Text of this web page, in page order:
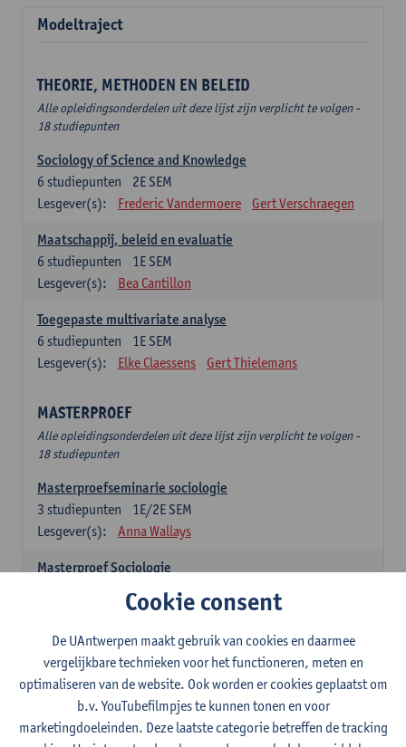
Modeltraject
THEORIE, METHODEN EN BELEID
Alle opleidingsonderdelen uit deze lijst zijn verplicht te volgen -
18 studiepunten
Sociology of Science and Knowledge
2E SEM
6 studiepunten
Lesgever(s):
Frederic Vandermoere Gert Verschraegen
Maatschappij, beleid en evaluatie
1E SEM
6 studiepunten
Lesgever(s):
Bea Cantillon
Toegepaste multivariate analyse
1E SEM
6 studiepunten
Lesgever(s):
Elke Claessens Gert Thielemans
MASTERPROEF
Alle opleidingsonderdelen uit deze lijst zijn verplicht te volgen -
18 studiepunten
Masterproefseminarie sociologie
1E/2E SEM
3 studiepunten
Lesgever(s):
Anna Wallays
Masterproef Sociologie
2E SEM
- NNB
SPECIALISATIE SOCIOLOGIE - twee clusters te
kiezen uit onderstaande lijst (24sp)
Specialisatiecluster Arbeid
Alle opleidingsonderdelen uit deze lijst zijn verplicht te volgen -
12 studiepunten
Cookie consent
De UAntwerpen maakt gebruik van cookies en daarmee
vergelijkbare technieken voor het functioneren, meten en
optimaliseren van de website. Ook worden er cookies geplaatst om
b.v. YouTubefilmpjes te kunnen tonen en voor
marketingdoeleinden. Deze laatste categorie betreffen de tracking